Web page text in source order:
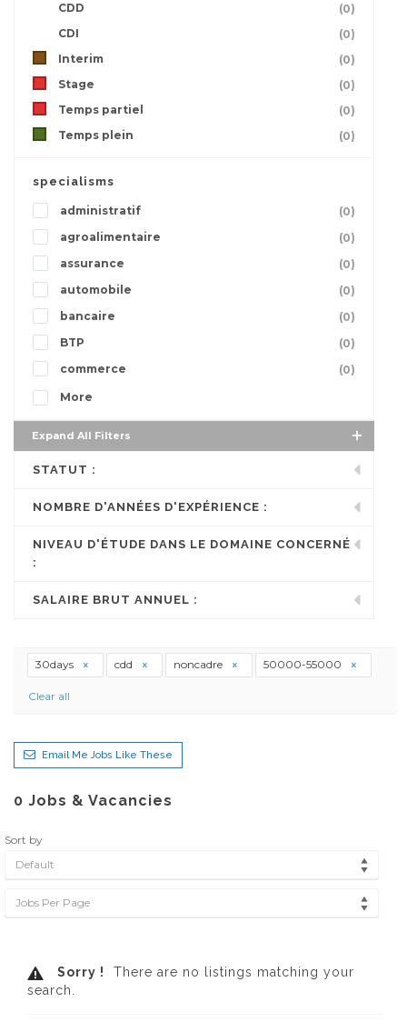
CDD
(0)
CDI
(0)
Interim
(0)
Stage
(0)
Temps partiel
(0)
Temps plein
(0)
specialisms
administratif
(0)
agroalimentaire
(0)
assurance
(0)
automobile
(0)
bancaire
(0)
BTP
(0)
commerce
(0)
More
Expand All Filters
STATUT :
NOMBRE D'ANNÉES D'EXPÉRIENCE :
NIVEAU D'ÉTUDE DANS LE DOMAINE CONCERNÉ
:
SALAIRE BRUT ANNUEL :
30days cdd noncadre 50000-55000
Clear all
Email Me Jobs Like These
0 Jobs & Vacancies
Sort by
Default
Jobs Per Page
Sorry !
There are no listings matching your
search.